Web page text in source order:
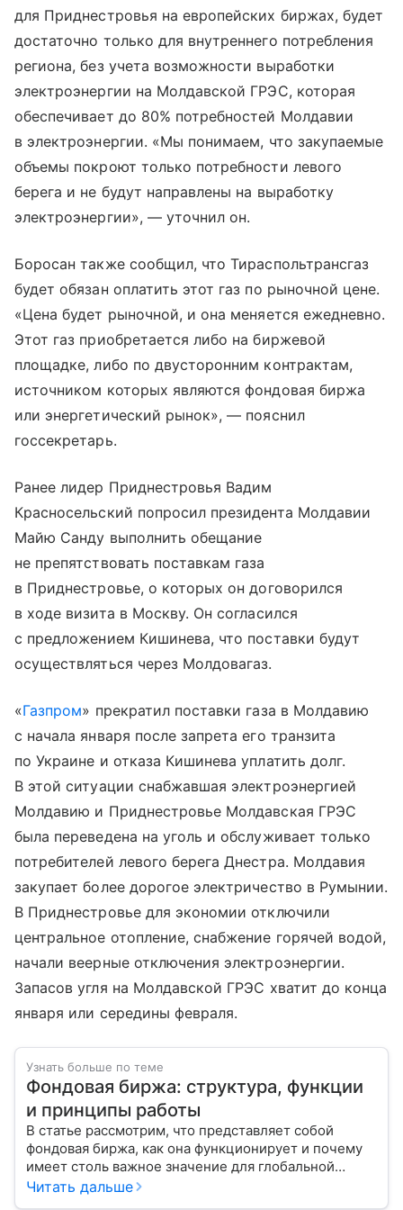
для Приднестровья на европейских биржах, будет
достаточно только для внутреннего потребления
региона, без учета возможности выработки
электроэнергии на Молдавской ГРЭС, которая
обеспечивает до 80% потребностей Молдавии
в электроэнергии. «Мы понимаем, что закупаемые
объемы покроют только потребности левого
берега и не будут направлены на выработку
электроэнергии», — уточнил он.
Боросан также сообщил, что Тираспольтрансгаз
будет обязан оплатить этот газ по рыночной цене.
«Цена будет рыночной, и она меняется ежедневно.
Этот газ приобретается либо на биржевой
площадке, либо по двусторонним контрактам,
источником которых являются фондовая биржа
или энергетический рынок», — пояснил
госсекретарь.
Ранее лидер Приднестровья Вадим
Красносельский попросил президента Молдавии
Майю Санду выполнить обещание
не препятствовать поставкам газа
в Приднестровье, о которых он договорился
в ходе визита в Москву. Он согласился
с предложением Кишинева, что поставки будут
осуществляться через Молдовагаз.
«Газпром» прекратил поставки газа в Молдавию
с начала января после запрета его транзита
по Украине и отказа Кишинева уплатить долг.
В этой ситуации снабжавшая электроэнергией
Молдавию и Приднестровье Молдавская ГРЭС
была переведена на уголь и обслуживает только
потребителей левого берега Днестра. Молдавия
закупает более дорогое электричество в Румынии.
В Приднестровье для экономии отключили
центральное отопление, снабжение горячей водой,
начали веерные отключения электроэнергии.
Запасов угля на Молдавской ГРЭС хватит до конца
января или середины февраля.
Узнать больше по теме
Фондовая биржа: структура, функции
и принципы работы
В статье рассмотрим, что представляет собой
фондовая биржа, как она функционирует и почему
имеет столь важное значение для глобальной
экономики.
Читать дальше